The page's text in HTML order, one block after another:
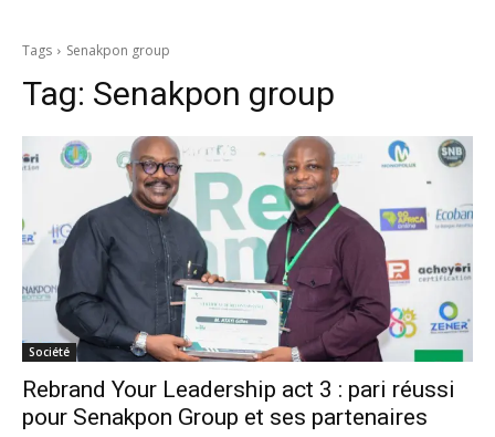
Tags Senakpon group
Tag: Senakpon group
Société
Rebrand Your Leadership act 3 : pari réussi
pour Senakpon Group et ses partenaires